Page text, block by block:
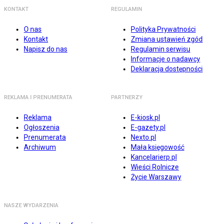
KONTAKT
O nas
Kontakt
Napisz do nas
REGULAMIN
Polityka Prywatności
Zmiana ustawień zgód
Regulamin serwisu
Informacje o nadawcy
Deklaracja dostępności
REKLAMA I PRENUMERATA
Reklama
Ogłoszenia
Prenumerata
Archiwum
PARTNERZY
E-kiosk.pl
E-gazety.pl
Nexto.pl
Mała księgowość
Kancelarierp.pl
Wieści Rolnicze
Życie Warszawy
NASZE WYDARZENIA